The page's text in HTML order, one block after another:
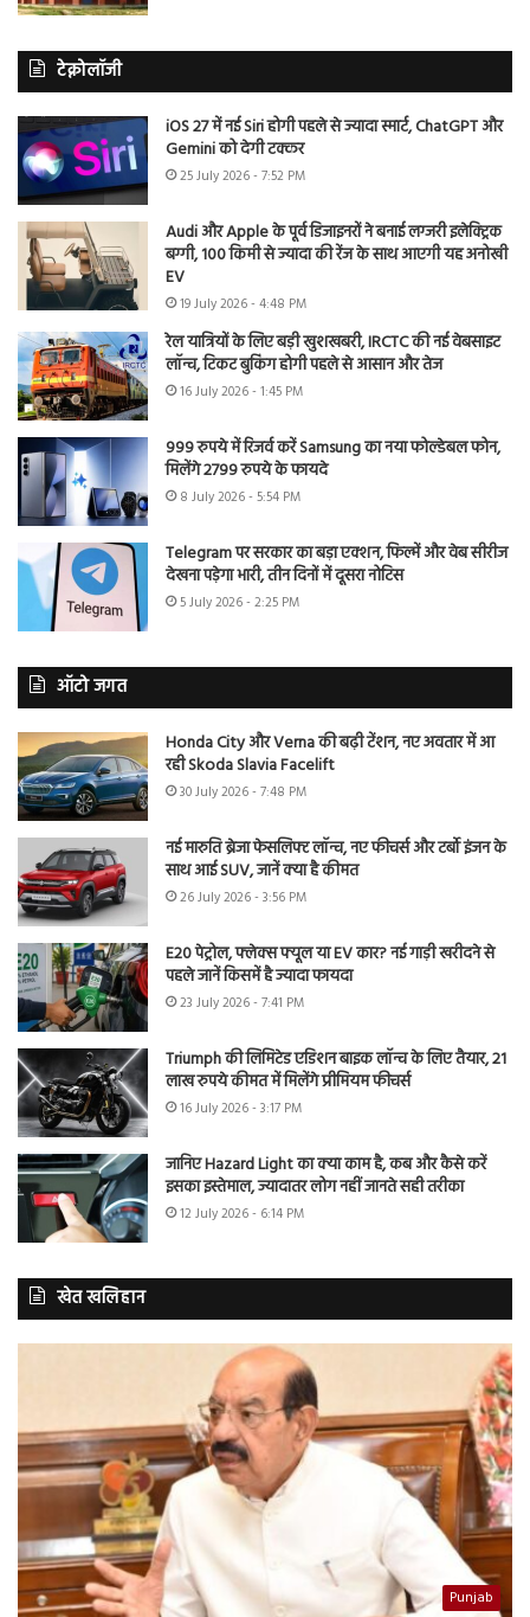
टेक्नोलॉजी
iOS 27 में नई Siri होगी पहले से ज्यादा स्मार्ट, ChatGPT और
Gemini को देगी टक्कर
25 July 2026 - 7:52 PM
Audi और Apple के पूर्व डिजाइनरों ने बनाई लग्जरी इलेक्ट्रिक
बग्गी, 100 किमी से ज्यादा की रेंज के साथ आएगी यह अनोखी
EV
19 July 2026 - 4:48 PM
रेल यात्रियों के लिए बड़ी खुशखबरी, IRCTC की नई वेबसाइट
लॉन्च, टिकट बुकिंग होगी पहले से आसान और तेज
16 July 2026 - 1:45 PM
999 रुपये में रिजर्व करें Samsung का नया फोल्डेबल फोन,
मिलेंगे 2799 रुपये के फायदे
8 July 2026 - 5:54 PM
Telegram पर सरकार का बड़ा एक्शन, फिल्में और वेब सीरीज
देखना पड़ेगा भारी, तीन दिनों में दूसरा नोटिस
5 July 2026 - 2:25 PM
ऑटो जगत
Honda City और Verna की बढ़ी टेंशन, नए अवतार में आ
रही Skoda Slavia Facelift
30 July 2026 - 7:48 PM
नई मारुति ब्रेजा फेसलिफ्ट लॉन्च, नए फीचर्स और टर्बो इंजन के
साथ आई SUV, जानें क्या है कीमत
26 July 2026 - 3:56 PM
E20 पेट्रोल, फ्लेक्स फ्यूल या EV कार? नई गाड़ी खरीदने से
पहले जानें किसमें है ज्यादा फायदा
23 July 2026 - 7:41 PM
Triumph की लिमिटेड एडिशन बाइक लॉन्च के लिए तैयार, 21
लाख रुपये कीमत में मिलेंगे प्रीमियम फीचर्स
16 July 2026 - 3:17 PM
जानिए Hazard Light का क्या काम है, कब और कैसे करें
इसका इस्तेमाल, ज्यादातर लोग नहीं जानते सही तरीका
12 July 2026 - 6:14 PM
खेत खलिहान
Punjab